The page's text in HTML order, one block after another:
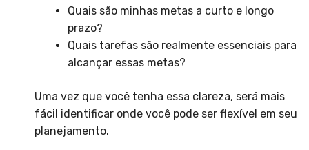
Quais são minhas metas a curto e longo
prazo?
Quais tarefas são realmente essenciais para
alcançar essas metas?
Uma vez que você tenha essa clareza, será mais
fácil identificar onde você pode ser flexível em seu
planejamento.